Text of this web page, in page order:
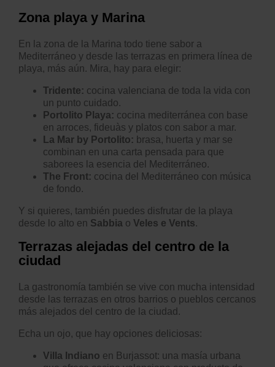
Zona playa y Marina
En la zona de la Marina todo tiene sabor a
Mediterráneo y desde las terrazas en primera línea de
playa, más aún. Mira, hay para elegir:
Tridente: cocina valenciana de toda la vida con
un punto cuidado.
Portolito Playa: cocina mediterránea con base
en arroces, fideuàs y platos con sabor a mar.
La Mar by Portolito: brasa, huerta y mar se
combinan en una carta pensada para que
saborees la esencia del Mediterráneo.
The Front: cocina del Mediterráneo con música
de fondo.
Y si quieres, también puedes disfrutar de la playa
desde lo alto en Sabbia o Veles e Vents.
Terrazas alejadas del centro de la
ciudad
La gastronomía también se vive con mucha intensidad
desde las terrazas en otros barrios o pueblos cercanos
más alejados del centro de la ciudad.
Echa un ojo, que hay opciones deliciosas:
Villa Indiano en Burjassot: una masía urbana